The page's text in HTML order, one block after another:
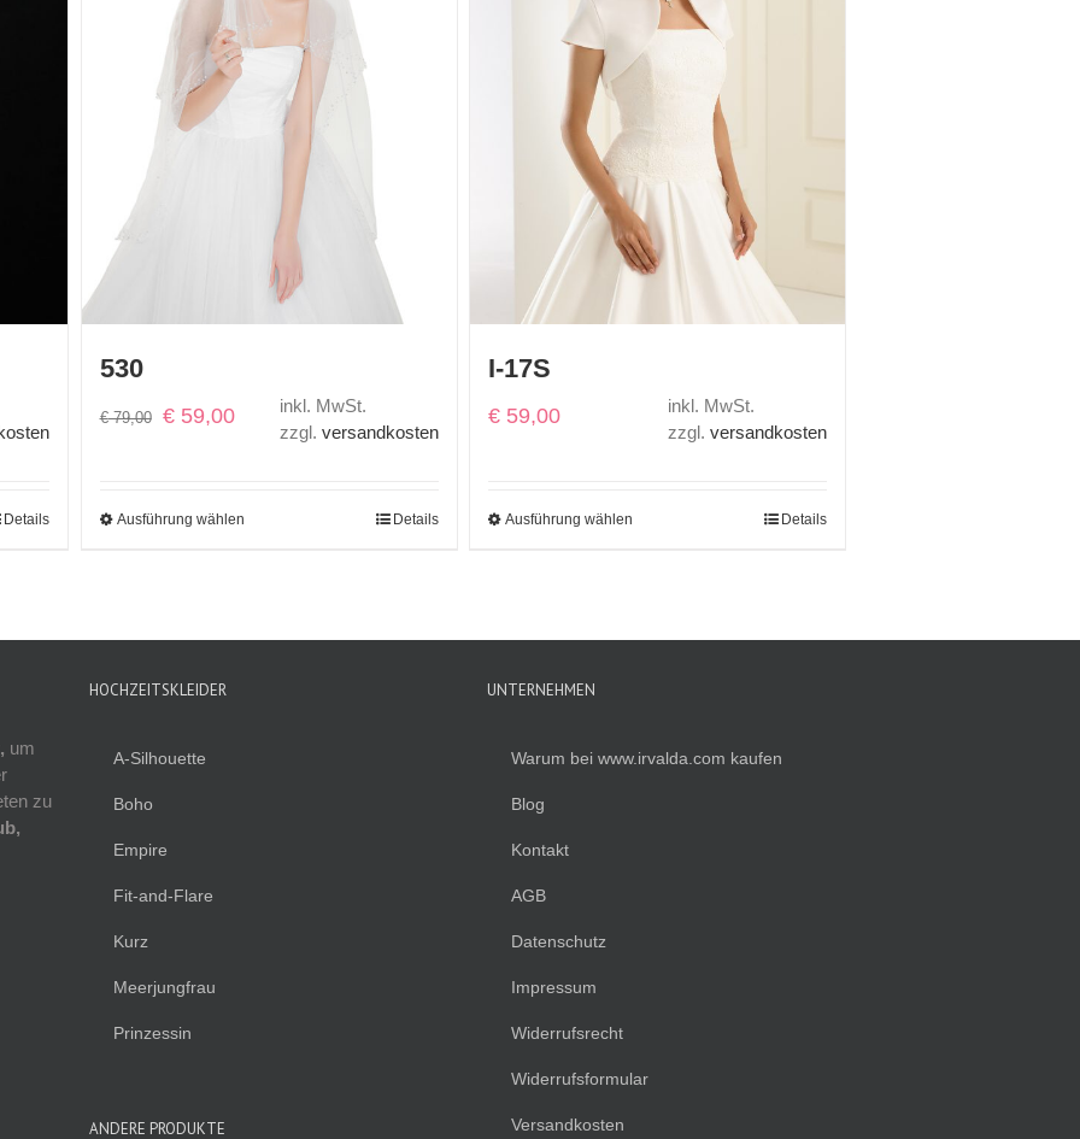
Details
530
€79,00
Ursprünglicher
€59,00Aktuellerinkl. MwSt.
zzgl. versandkosten
Ausführung wählen Details
I-17S
€ 59,00
inkl. MwSt.
zzgl.versandkosten
Ausführung wählen Details
um
zu
HOCHZEITSKLEIDER
A-Silhouette
Boho
Empire
Fit-and-Flare
Kurz
Meerjungfrau
Prinzessin
ANDERE PRODUKTE
UNTERNEHMEN
Warum bei www.irvalda.com kaufen
Blog
Kontakt
AGB
Datenschutz
Impressum
Widerrufsrecht
Widerrufsformular
Versandkosten